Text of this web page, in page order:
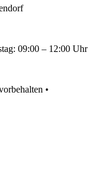
09:00 – 12:00 Uhr
•